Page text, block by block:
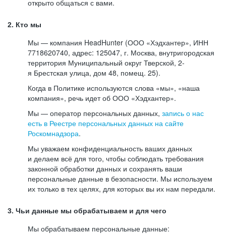
открыто общаться с вами.
2. Кто мы
Мы — компания HeadHunter (ООО «Хэдхантер», ИНН
7718620740, адрес: 125047, г. Москва, внутригородская
территория Муниципальный округ Тверской, 2-
я Брестская улица, дом 48, помещ. 25).
Когда в Политике используются слова «мы», «наша
компания», речь идет об ООО «Хэдхантер».
Мы — оператор персональных данных, запись о нас
есть в Реестре персональных данных на сайте
Роскомнадзора.
Мы уважаем конфиденциальность ваших данных
и делаем всё для того, чтобы соблюдать требования
законной обработки данных и сохранять ваши
персональные данные в безопасности. Мы используем
их только в тех целях, для которых вы их нам передали.
3. Чьи данные мы обрабатываем и для чего
Мы обрабатываем персональные данные: